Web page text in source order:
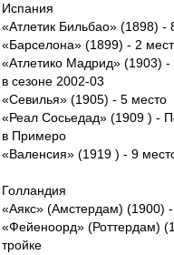
Испания
«Атлетик Бильбао» (1898) -
«Барселона» (1899) - 2
«Атлетико Мадрид» (1903)
в сезоне 2002-03
«Севилья» (1905) - 5 место
«Реал Сосьедад» (1909 ) -
в Примеро
«Валенсия» (1919 ) - 9
Голландия
«Аякс» (Амстердам) (1900)
«Фейеноорд» (Роттердам)
тройке